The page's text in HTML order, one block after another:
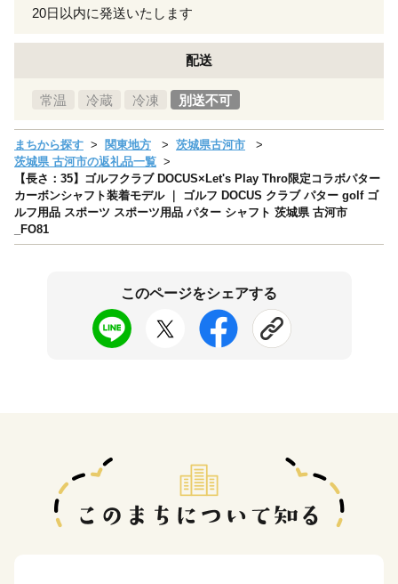
20日以内に発送いたします
配送
常温 冷蔵 冷凍 別送不可
まちから探す 関東地方
茨城県古河市
茨城県 古河市の返礼品一覧
【長さ：35】ゴルフクラブ DOCUS×Let's Play Thro限定コラボパター
カーボンシャフト装着モデル ｜ ゴルフ DOCUS クラブ パター golf ゴ
ルフ用品 スポーツ スポーツ用品 パター シャフト 茨城県 古河市
_FO81
このページをシェアする